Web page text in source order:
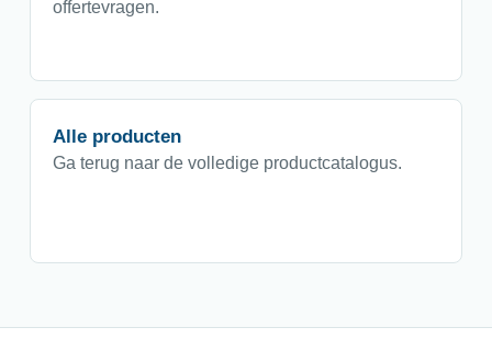
offertevragen.
Alle producten
Ga terug naar de volledige productcatalogus.